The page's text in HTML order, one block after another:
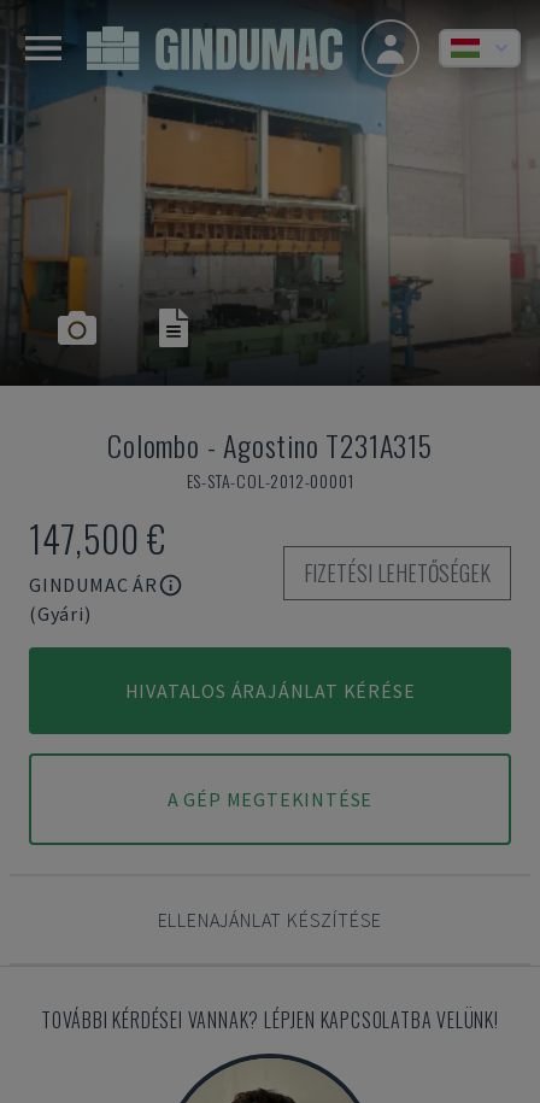
Colombo - Agostino T231A315
ES-STA-COL-2012-00001
147,500 €
GINDUMAC ÁR
(Gyári)
FIZETÉSI LEHETŐSÉGEK
HIVATALOS ÁRAJÁNLAT KÉRÉSE
A GÉP MEGTEKINTÉSE
ELLENAJÁNLAT KÉSZÍTÉSE
TOVÁBBI KÉRDÉSEI VANNAK? LÉPJEN KAPCSOLATBA VELÜNK!